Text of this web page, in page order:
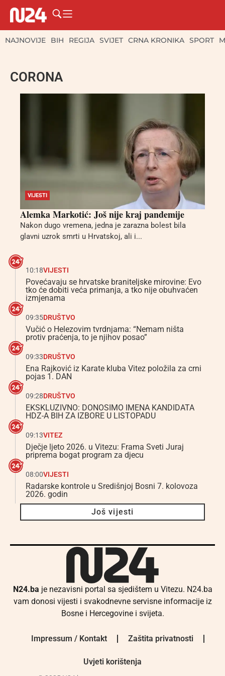
NAJNOVIJE BIH REGIJA SVIJET CRNA KRONIKA SPORT
CORONA
VIJESTI
Alemka Markotić: Još nije kraj pandemije
Nakon dugo vremena, jedna je zarazna bolest bila
glavni uzrok smrti u Hrvatskoj, ali i...
10:18VIJESTI
Povećavaju se hrvatske braniteljske mirovine: Evo
tko će dobiti veća primanja, a tko nije obuhvaćen
izmjenama
09:35DRUŠTVO
Vučić o Helezovim tvrdnjama: “Nemam ništa
protiv praćenja, to je njihov posao”
09:33DRUŠTVO
Ena Rajković iz Karate kluba Vitez položila za crni
pojas 1. DAN
09:28DRUŠTVO
EKSKLUZIVNO: DONOSIMO IMENA KANDIDATA
HDZ-A BIH ZA IZBORE U LISTOPADU
09:13VITEZ
Dječje ljeto 2026. u Vitezu: Frama Sveti Juraj
priprema bogat program za djecu
08:00VIJESTI
Radarske kontrole u Središnjoj Bosni 7. kolovoza
2026. godin
Još vijesti
N24.ba je nezavisni portal sa sjedištem u Vitezu. N24.ba
vam donosi vijesti i svakodnevne servisne informacije iz
Bosne i Hercegovine i svijeta.
Impressum / Kontakt Zaštita privatnosti
Uvjeti korištenja